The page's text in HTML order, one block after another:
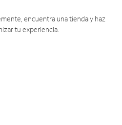
encuentra una tienda y haz
tu experiencia.